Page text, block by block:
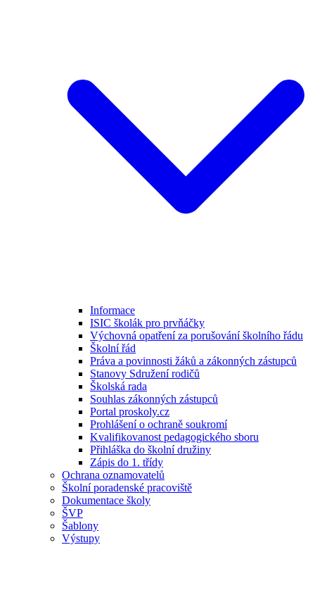
Informace
ISIC školák pro prvňáčky
Výchovná opatření za porušování školního řádu
Školní řád
Práva a povinnosti žáků a zákonných zástupců
Stanovy Sdružení rodičů
Školská rada
Souhlas zákonných zástupců
Portal proskoly.cz
Prohlášení o ochraně soukromí
Kvalifikovanost pedagogického sboru
Přihláška do školní družiny
Zápis do 1. třídy
Ochrana oznamovatelů
Školní poradenské pracoviště
Dokumentace školy
ŠVP
Šablony
Výstupy